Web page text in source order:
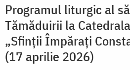
Programul liturgic al
Tămăduirii la
„Sfinții Împărați
(17 aprilie 2026)